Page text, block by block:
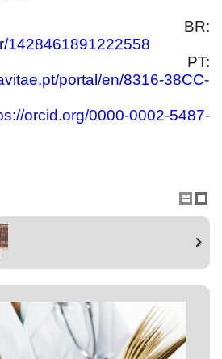
BR:
1428461891222558
PT:
portal/en/8316-38CC-
orcid.org/0000-0002-5487-